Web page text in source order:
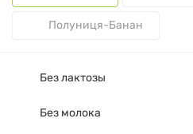
Полуниця-Банан
Без лактозы
Без молока